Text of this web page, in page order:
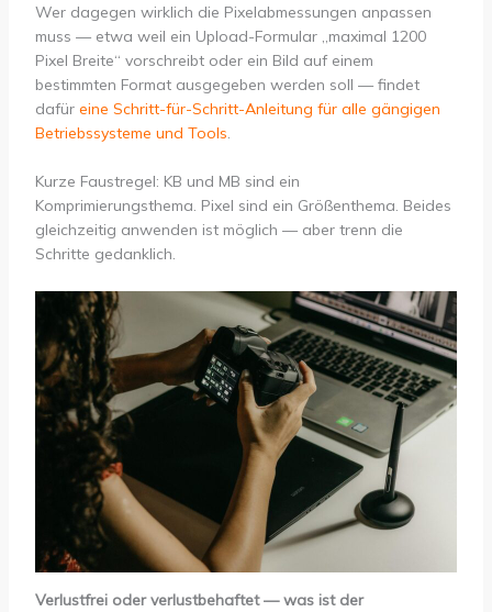
Wer dagegen wirklich die Pixelabmessungen anpassen
muss — etwa weil ein Upload-Formular „maximal 1200
Pixel Breite“ vorschreibt oder ein Bild auf einem
bestimmten Format ausgegeben werden soll — findet
dafüreine Schritt-für-Schritt-Anleitung für alle gängigen
Betriebssysteme und Tools.
Kurze Faustregel: KB und MB sind ein
Komprimierungsthema. Pixel sind ein Größenthema. Beides
gleichzeitig anwenden ist möglich — aber trenn die
Schritte gedanklich.
Verlustfrei oder verlustbehaftet — was ist der